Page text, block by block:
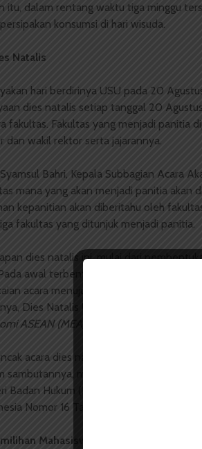
itu, dalam rentang waktu tiga minggu
konsumsi di hari wisuda.
Natalis
hari berdirinya USU pada 20
dies natalis setiap tanggal 20
fakultas. Fakultas yang menjadi panitia
dan wakil rektor serta jajarannya.
Bahri, Kepala Subbagian Acara
mana yang akan menjadi panitia akan
kepanitian akan diberitahu oleh
fakultas yang ditunjuk menjadi panitia.
dies natalis ini, mulai dari
awal terbentuknya panitia, Kata
acara menuju puncak perayaan dies
Dies Natalis USU bertema
ASEAN (MEA) 2015
acara dies natalis tahun lalu pun
sambutannya, menyampaikan peralihan
Badan Hukum (PTN-BH) setelah
Nomor 16 Tahun 2014 tentang
Mahasiswa Berprestasi